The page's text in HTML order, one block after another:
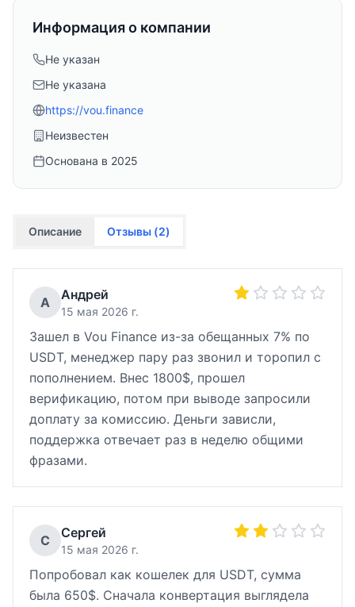
Информация о компании
Не указан
Не указана
https://vou.finance
Неизвестен
Основана в 2025
Описание Отзывы (2)
А Андрей
15 мая 2026 г.
Зашел в Vou Finance из-за обещанных 7% по
USDT, менеджер пару раз звонил и торопил с
пополнением. Внес 1800$, прошел
верификацию, потом при выводе запросили
доплату за комиссию. Деньги зависли,
поддержка отвечает раз в неделю общими
фразами.
С Сергей
15 мая 2026 г.
Попробовал как кошелек для USDT, сумма
была 650$. Сначала конвертация выглядела